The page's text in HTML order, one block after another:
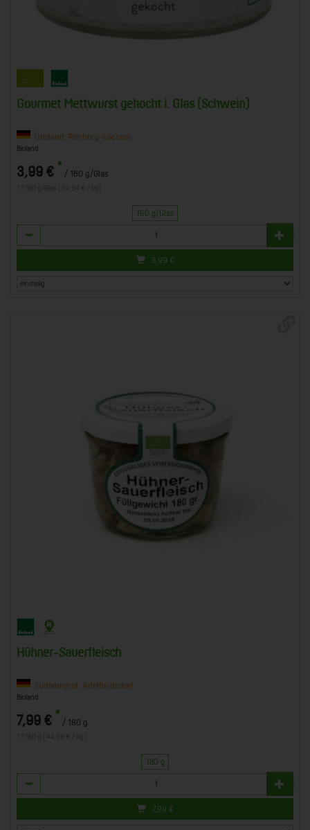
Gourmet Mettwurst gekocht i. Glas (Schwein)
Ökoland, Rehburg-Loccum
Bioland
3,99 € * / 160 g/Glas
160 g/Glas
Anzahl
3,99 €
Hühner-Sauerfleisch
Kudammhof, Adelheidsdorf
Bioland
7,99 € * / 180 g
180 g
Anzahl
7,99 €